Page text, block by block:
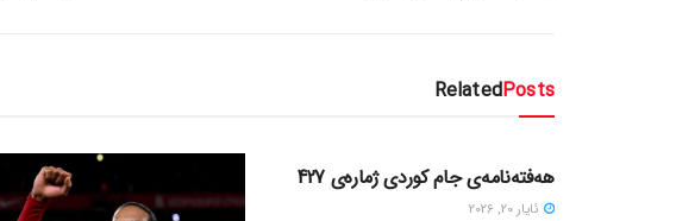
RelatedPosts
هەفتەنامەی جام کوردی ژمارەی 427
ئایار 20, 2026